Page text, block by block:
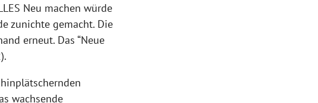
Neu machen würde
zunichte gemacht. Die
erneut. Das “Neue
wachsende